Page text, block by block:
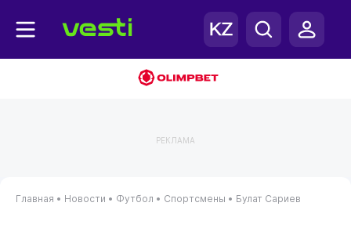
РЕКЛАМА
Главная • Новости • Футбол • Спортсмены • Булат Сариев